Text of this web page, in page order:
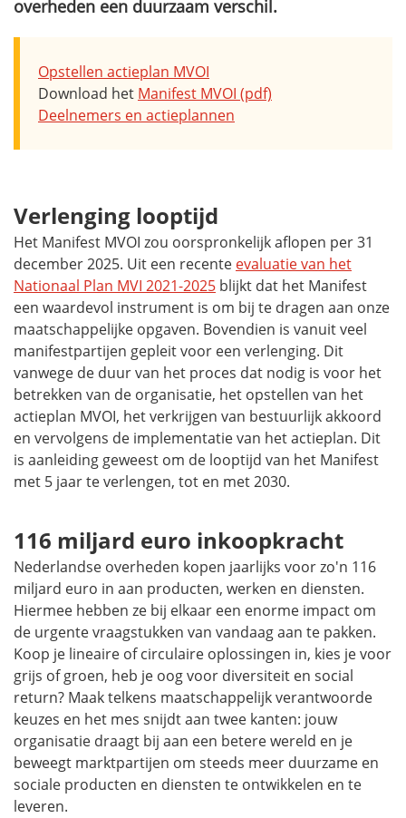
overheden een duurzaam verschil.
Opstellen actieplan MVOI
Download het Manifest MVOI (pdf)
Deelnemers en actieplannen
Verlenging looptijd
Het Manifest MVOI zou oorspronkelijk aflopen per 31
december 2025. Uit een recente evaluatie van het
Nationaal Plan MVI 2021-2025 blijkt dat het Manifest
een waardevol instrument is om bij te dragen aan onze
maatschappelijke opgaven. Bovendien is vanuit veel
manifestpartijen gepleit voor een verlenging. Dit
vanwege de duur van het proces dat nodig is voor het
betrekken van de organisatie, het opstellen van het
actieplan MVOI, het verkrijgen van bestuurlijk akkoord
en vervolgens de implementatie van het actieplan. Dit
is aanleiding geweest om de looptijd van het Manifest
met 5 jaar te verlengen, tot en met 2030.
116 miljard euro inkoopkracht
Nederlandse overheden kopen jaarlijks voor zo'n 116
miljard euro in aan producten, werken en diensten.
Hiermee hebben ze bij elkaar een enorme impact om
de urgente vraagstukken van vandaag aan te pakken.
Koop je lineaire of circulaire oplossingen in, kies je voor
grijs of groen, heb je oog voor diversiteit en social
return? Maak telkens maatschappelijk verantwoorde
keuzes en het mes snijdt aan twee kanten: jouw
organisatie draagt bij aan een betere wereld en je
beweegt marktpartijen om steeds meer duurzame en
sociale producten en diensten te ontwikkelen en te
leveren.